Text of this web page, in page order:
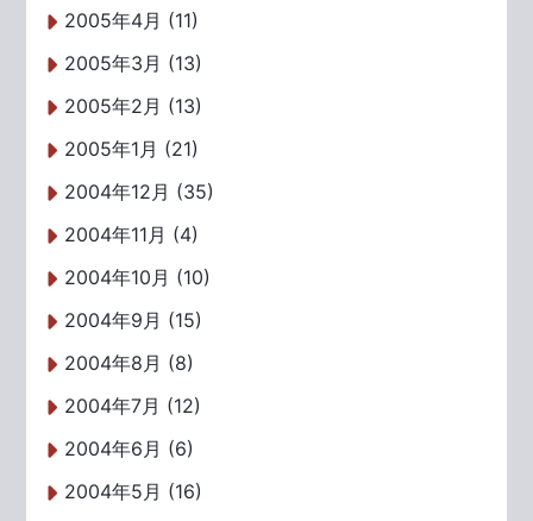
2005年4月 (11)
2005年3月 (13)
2005年2月 (13)
2005年1月 (21)
2004年12月 (35)
2004年11月 (4)
2004年10月 (10)
2004年9月 (15)
2004年8月 (8)
2004年7月 (12)
2004年6月 (6)
2004年5月 (16)